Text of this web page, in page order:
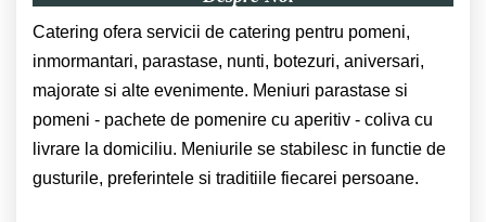
Catering ofera servicii de catering pentru pomeni,
inmormantari, parastase, nunti, botezuri, aniversari,
majorate si alte evenimente. Meniuri parastase si
pomeni - pachete de pomenire cu aperitiv - coliva cu
livrare la domiciliu. Meniurile se stabilesc in functie de
gusturile, preferintele si traditiile fiecarei persoane.